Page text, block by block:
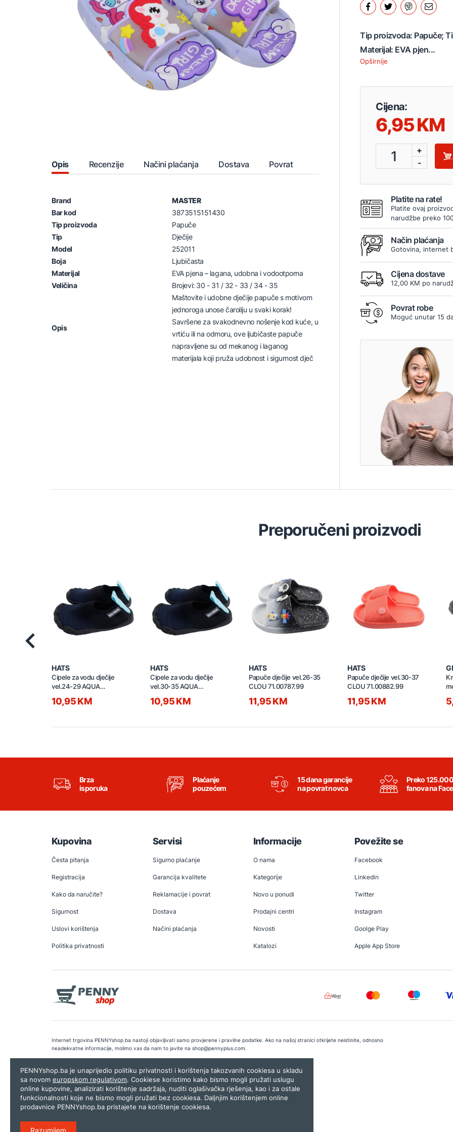
Opis Recenzije Načini plaćanja Dostava Povrat
Brand
MASTER
Bar kod
3873515151430
Tip proizvoda
Papuče
Tip
Dječije
Model
252011
Boja
Ljubičasta
Materijal
EVA pjena – lagana, udobna i vodootporna
Veličina
Brojevi: 30 - 31 / 32 - 33 / 34 - 35
Opis
Maštovite i udobne dječije papuče s motivom
jednoroga unose čaroliju u svaki korak!
Savršene za svakodnevno nošenje kod kuće, u
vrtiću ili na odmoru, ove ljubičaste papuče
napravljene su od mekanog i laganog
materijala koji pruža udobnost i sigurnost dječ
Tip proizvoda: Papuče;
Materijal: EVA pjen...
Opširnije
Cijena:
6,95
1
+
-
Platite na rate!
Platite ovaj
narudžbe preko
Način plaćanja
Gotovina, internet
Cijena dostave
12,00 KM po
Povrat robe
Moguć unutar 15
Preporučeni proizvodi
HATS
Cipele za vodu dječije
vel.24-29 AQUA
71.00727.99 tamno plave
10,95 KM
HATS
Cipele za vodu dječije
vel.30-35 AQUA
71.00728.99 tamno plave
10,95 KM
HATS
Papuče dječije vel.26-35
CLOU 71.00787.99
11,95 KM
HATS
Papuče dječije vel.30-37
CLOU 71.00882.99
11,95 KM
Brza
isporuka
Plaćanje
pouzećem
15 dana garancije
na povrat novca
Preko 125.000
fanova na
Kupovina
Česta pitanja
Registracija
Kako da naručite?
Sigurnost
Uslovi korištenja
Politika privatnosti
Servisi
Sigurno plaćanje
Garancija kvalitete
Reklamacije i povrat
Dostava
Načini plaćanja
Informacije
O nama
Kategorije
Novo u ponudi
Prodajni centri
Novosti
Katalozi
Povežite se
Facebook
Linkedin
Twitter
Instagram
Goolge Play
Apple App Store
Internet trgovina PENNYshop.ba nastoji objavljivati samo provjerene i pravilne podatke. Ako na našoj stranici otkrijete neistinite, odnosno
neadekvatne informacije, molimo vas da nam to javite na shop@pennyplus.com.
Copyright © 2026.Penny plus d.o.o. Sarajevo.Dizajn i programiranje:Lampa.ba
PENNYshop.ba je unaprijedio politiku privatnosti i korištenja takozvanih cookiesa u skladu
sa novom europskom regulativom. Cookiese koristimo kako bismo mogli pružati uslugu
online kupovine, analizirati korištenje sadržaja, nuditi oglašivačka rješenja, kao i za ostale
funkcionalnosti koje ne bismo mogli pružati bez cookiesa. Daljnjim korištenjem online
prodavnice PENNYshop.ba pristajete na korištenje cookiesa.
Razumijem